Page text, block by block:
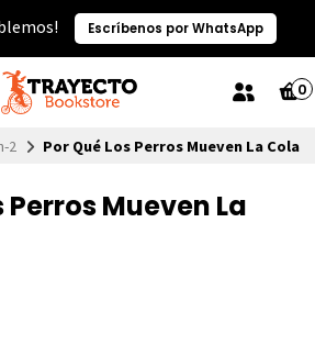
Escríbenos por WhatsApp
0
2 Por Qué Los Perros Mueven La Cola
Perros Mueven La